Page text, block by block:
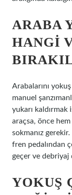
ARABA
HANGI
Arabalarını
manuel
yukarı kaldırmak
araçsa, önce
sokmanız
fren pedalından
geçer ve debriyaj
YOKUŞ